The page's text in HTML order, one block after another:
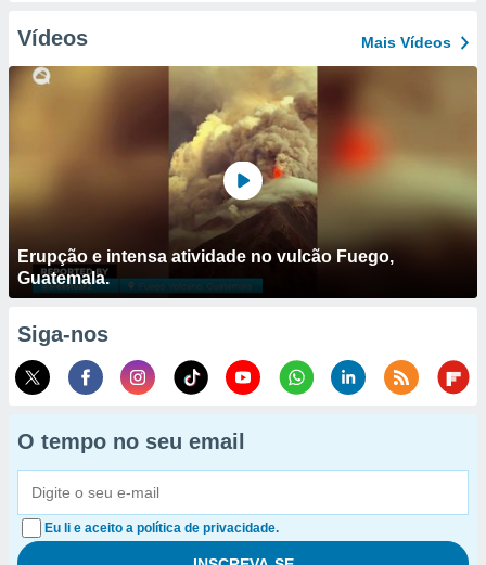
Vídeos Mais Vídeos
Erupção e intensa atividade no vulcão Fuego,
Guatemala.
Siga-nos
O tempo no seu email
Eu li e aceito a política de privacidade.